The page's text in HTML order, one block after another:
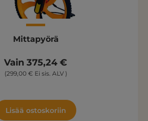
Mittapyörä
Vain 375,24 €
(299,00 € Ei sis. ALV )
Lisää ostoskoriin